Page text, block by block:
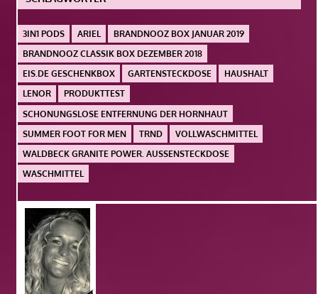
3IN1 PODS ARIEL
BRANDNOOZ BOX JANUAR 2019
BRANDNOOZ CLASSIK BOX DEZEMBER 2018
EIS.DE GESCHENKBOX
GARTENSTECKDOSE
HAUSHALT
LENOR
PRODUKTTEST
SCHONUNGSLOSE ENTFERNUNG DER HORNHAUT
SUMMER FOOT FOR MEN
TRND
VOLLWASCHMITTEL
WALDBECK GRANITE POWER. AUSSENSTECKDOSE
WASCHMITTEL